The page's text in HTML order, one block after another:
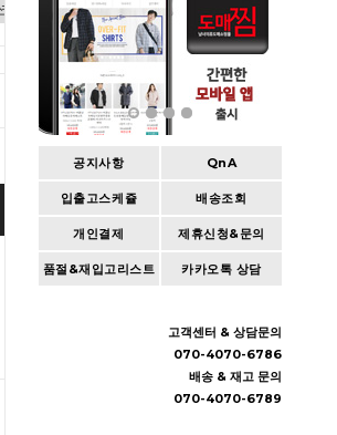
공지사항 QnA
입출고스케쥴 배송조회
개인결제 제휴신청&문의
품절&재입고리스트 카카오톡 상담
고객센터 & 상담문의
070-4070-6786
배송 & 재고 문의
070-4070-6789
BUY IT NOW
Cart | Wishlist